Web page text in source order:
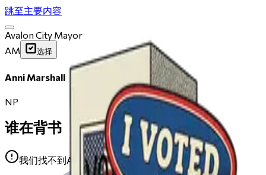
跳至主要内容
Avalon City Mayor
AM
选择
Anni Marshall
NP
谁在背书
我们找不到Anni Marshall的任何公开背书。